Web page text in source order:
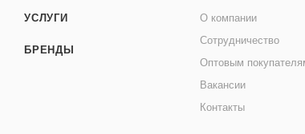
УСЛУГИ
БРЕНДЫ
О компании
Сотрудничество
Оптовым
Вакансии
Контакты